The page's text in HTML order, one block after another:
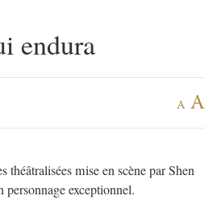
endura
A A
théâtralisées mise en scène par Shen
personnage exceptionnel.